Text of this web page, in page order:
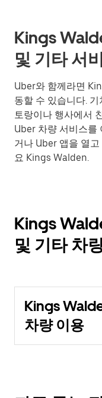
Kings
및 기타 서
Uber와 함께라면
동할 수 있습니다.
토랑이나 행사에서
Uber 차량 서비스를
거나 Uber 앱을 열
요 Kings Walden.
Kings
및 기타 차
Kings
차량 이용